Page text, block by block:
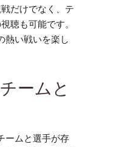
だけでなく、テ
聴も可能です。
熱い戦いを楽し
ームと
ームと選手が存